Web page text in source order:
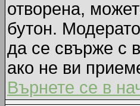
отворена,
бутон.
да се свърже с
ако не ви
Върнете се в